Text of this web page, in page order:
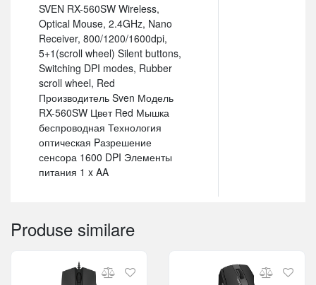
SVEN RX-560SW Wireless,
Optical Mouse, 2.4GHz, Nano
Receiver, 800/1200/1600dpi,
5+1(scroll wheel) Silent buttons,
Switching DPI modes, Rubber
scroll wheel, Red
Производитель Sven Модель
RX-560SW Цвет Red Мышка
беспроводная Технология
оптическая Pазрешение
сенсора 1600 DPI Элементы
питания 1 x AA
Produse similare